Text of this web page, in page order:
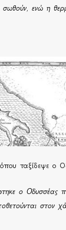
σωθούν, ενώ η
ταξίδεψε ο
ο Οδυσσέας
στον